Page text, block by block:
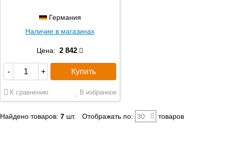
Германия
Наличие в магазинах
Цена: 2 842
- + Купить
К сравнению В избранное
Найдено товаров: 7шт. Отображать по: 30 товаров